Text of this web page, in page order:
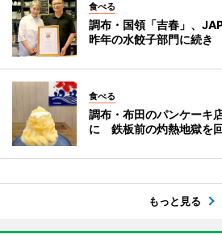
食べる
調布・国領「吉春」、
昨年の水餃子部門に続き
食べる
調布・布田のパンケーキ
に 鉄板前の灼熱地獄を
もっと見る